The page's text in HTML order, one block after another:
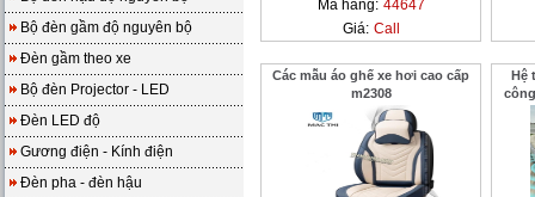
Bộ đèn gầm độ nguyên bộ
Đèn gầm theo xe
Bộ đèn Projector - LED
Đèn LED độ
Gương điện - Kính điện
Đèn pha - đèn hậu
Mã hàng: 44647
Giá: Call
Các mẫu áo ghế xe hơi cao cấp
m2308
Hệ